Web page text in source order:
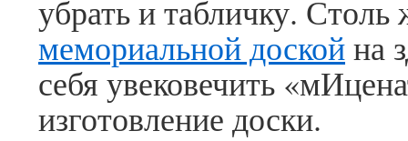
убрать и табличку.
мемориальной доскойна
себя увековечить
изготовление доски.